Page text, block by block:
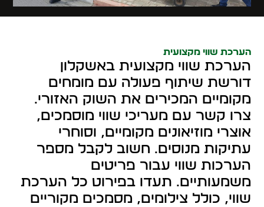
הערכת שווי מקצועית
הערכת שווי מקצועית באשקלון
דורשת שיתוף פעולה עם מומחים
מקומיים המכירים את השוק האזורי.
צרו קשר עם מעריכי שווי מוסמכים,
אוצרי מוזיאונים מקומיים, וסוחרי
עתיקות מנוסים. חשוב לקבל מספר
הערכות שווי עבור פריטים
משמעותיים. תעדו בפירוט כל הערכת
שווי, כולל צילומים, מסמכים מקוריים